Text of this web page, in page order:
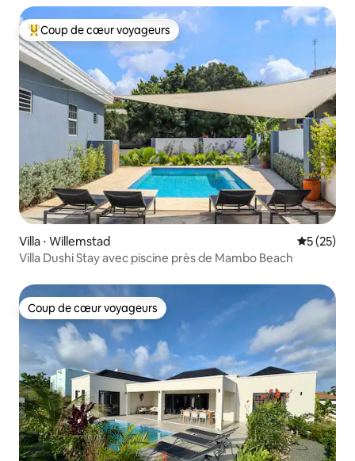
Coups de cœur voyageurs les plus appréciés
Coup de cœur voyageurs
Villa ⋅ Willemstad
5 (25)
Villa Dushi Stay avec piscine près de Mambo Beach
Coup de cœur voyageurs
Coup de cœur voyageurs